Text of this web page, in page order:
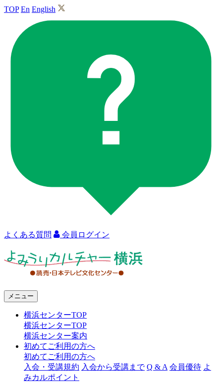
TOP En English
よくある質問 会員ログイン
ャ
メニュー
横浜センターTOP
横浜センターTOP
横浜センター案内
初めてご利用の方へ
初めてご利用の方へ
入会・受講規約 入会から受講まで Q & A 会員優待 よ
みカルポイント